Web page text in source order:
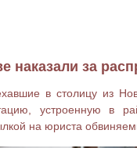
за
в столицу из
устроенную в
на юриста